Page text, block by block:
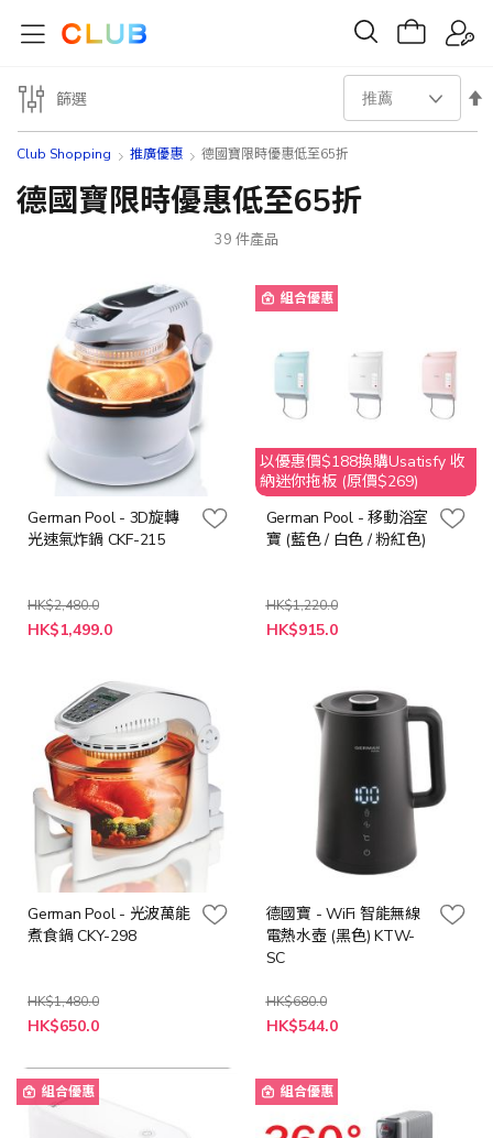
Club Shopping 推廣優惠 德國寶限時優惠低至65折
德國寶限時優惠低至65折
39 件產品
設
German Pool - 3D旋轉
光速氣炸鍋 CKF-215
HK$2,480.0
特
殊
HK$1,499.0
組合優惠
以優惠價$188換購Usatisfy 收
納迷你拖板 (原價$269)
German Pool - 移動浴室
寶 (藍色 / 白色 / 粉紅色)
HK$1,220.0
HK$915.0
German Pool - 光波萬能
煮食鍋 CKY-298
HK$1,480.0
特
殊
格
HK$650.0
德國寶 - WiFi 智能無線
電熱水壺 (黑色) KTW-
SC
HK$680.0
特
殊
HK$544.0
組合優惠 組合優惠
篩選